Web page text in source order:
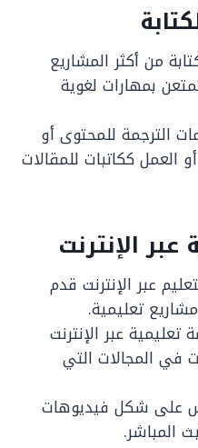
من أكثر المشاريع
بمهارات لغوية
الترجمة للمحتوى أو
العمل ككاتبات للمقالات
عبر الإنترنت
عبر الإنترنت قدم
تعليمية.
عبر الإنترنت
في المجالات التي
على شكل فيديوهات
المباشر.